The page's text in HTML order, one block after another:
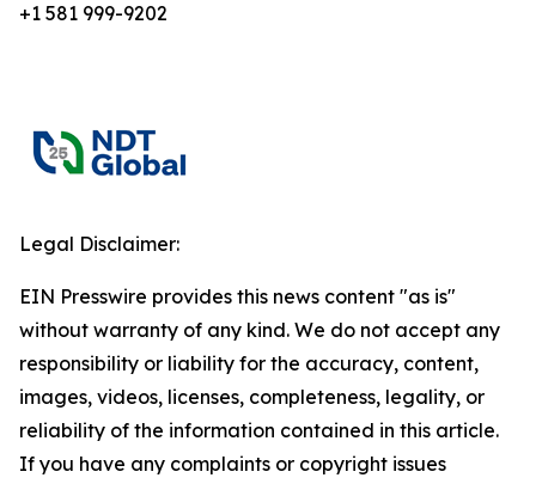
+1 581 999-9202
Legal Disclaimer:
EIN Presswire provides this news content "as is"
without warranty of any kind. We do not accept any
responsibility or liability for the accuracy, content,
images, videos, licenses, completeness, legality, or
reliability of the information contained in this article.
If you have any complaints or copyright issues